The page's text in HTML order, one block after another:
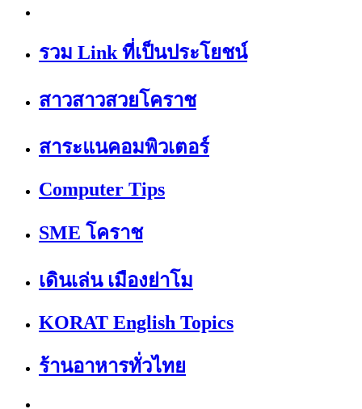
รวม Link ที่เป็นประโยชน์
สาวสาวสวยโคราช
สาระแนคอมพิวเตอร์
Computer Tips
SME โคราช
เดินเล่น เมืองย่าโม
KORAT English Topics
ร้านอาหารทั่วไทย